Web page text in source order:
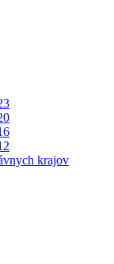
krajov